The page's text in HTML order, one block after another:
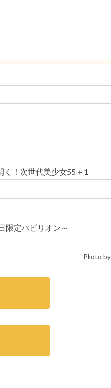
く！次世代美少女55＋1
限定パビリオン～
Photo by